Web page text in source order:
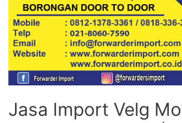
Jasa Import Velg